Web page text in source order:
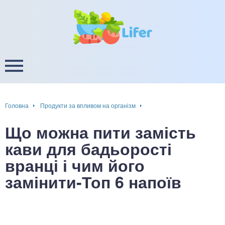
Головна Продукти за впливом на організм
Що можна пити замість
кави для бадьорості
вранці і чим його
замінити-Топ 6 напоїв
ШКТ
/ звуження судин
енергії, уваги